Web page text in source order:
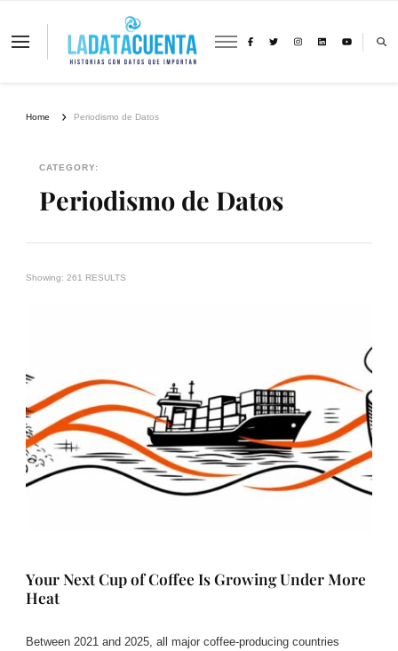
La Data Cuenta es una plataforma
Home Periodismo de Datos
CATEGORY:
Periodismo de Datos
Showing: 261 RESULTS
Your Next Cup of Coffee Is Growing Under More
Heat
Between 2021 and 2025, all major coffee-producing countries